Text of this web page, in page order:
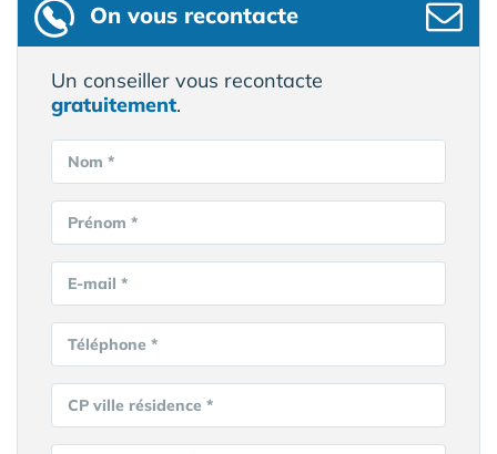
On vous recontacte
Un conseiller vous recontacte
gratuitement.
Nom *
Prénom *
E-mail *
Téléphone *
CP ville résidence *